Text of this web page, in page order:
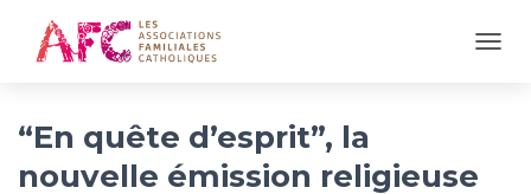
“En quête d’esprit”, la
nouvelle émission religieuse